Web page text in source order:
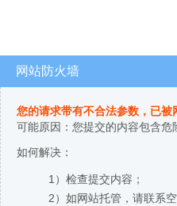
网站防火墙
您的请求带有不合法参数，已被
可能原因：您提交的内容包含危
如何解决：
1）检查提交内容；
2）如网站托管，请联系空